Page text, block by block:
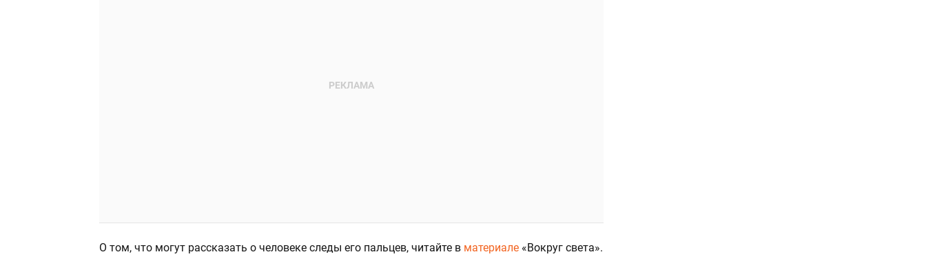
О том, что могут рассказать о человеке следы его пальцев, читайте в материале «Вокруг света».